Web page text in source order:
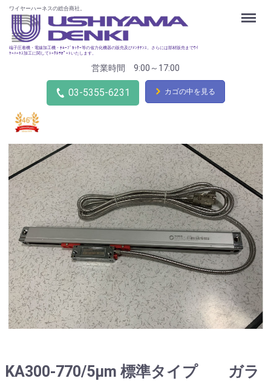
ワイヤーハーネスの総合商社。
端子圧着機・電線加工機・ﾁｭｰﾌﾞｶｯﾀｰ等の省力化機器の販売及びﾒﾝﾃﾅﾝｽ。さらには部材販売までﾜｲ
ﾔｰﾊｰﾈｽ加工に関してﾄｰﾀﾙｻﾎﾟｰﾄいたします。
営業時間 9:00～17:00
03-5355-6231 カゴの中を見る
Menu
KA300-770/5μm 標準タイプ ガラ